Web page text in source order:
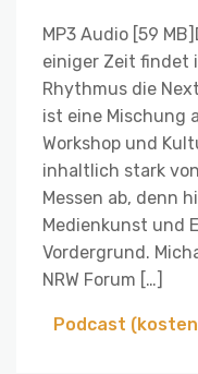
MP3 Audio [59
einiger Zeit findet
Rhythmus die
ist eine Mischung
Workshop und
inhaltlich stark
Messen ab, denn
Medienkunst und
Vordergrund.
NRW Forum […]
Podcast